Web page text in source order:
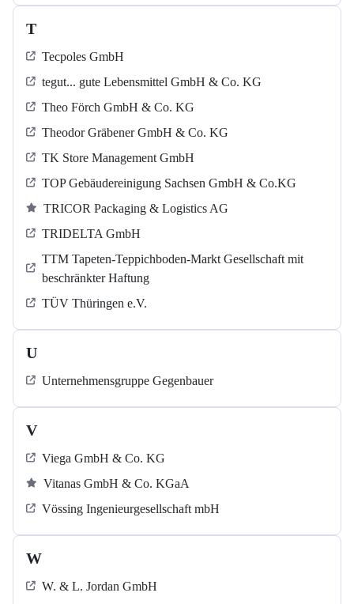
T
Tecpoles GmbH
tegut... gute Lebensmittel GmbH & Co. KG
Theo Förch GmbH & Co. KG
Theodor Gräbener GmbH & Co. KG
TK Store Management GmbH
TOP Gebäudereinigung Sachsen GmbH & Co.KG
TRICOR Packaging & Logistics AG
TRIDELTA GmbH
TTM Tapeten-Teppichboden-Markt Gesellschaft mit
beschränkter Haftung
TÜV Thüringen e.V.
U
Unternehmensgruppe Gegenbauer
V
Viega GmbH & Co. KG
Vitanas GmbH & Co. KGaA
Vössing Ingenieurgesellschaft mbH
W
W. & L. Jordan GmbH